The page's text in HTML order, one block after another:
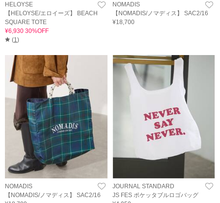
HELOYSE
【HELOYSE/エロイーズ】 BEACH
SQUARE TOTE
¥6,930 30%OFF
(1)
NOMADIS
【NOMADIS/ノマディス】 SAC2/16
¥18,700
NOMADIS
【NOMADIS/ノマディス】 SAC2/16
JOURNAL STANDARD
JS FES ポケッタブルロゴバッグ